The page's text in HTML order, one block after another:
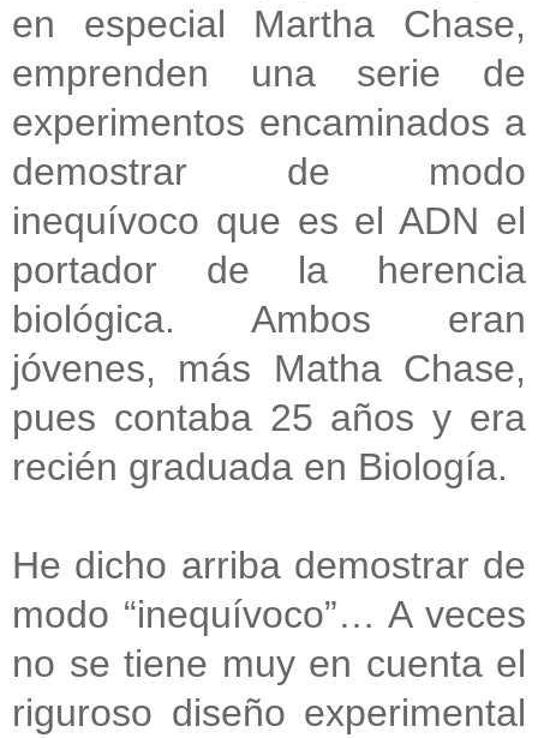
en especial Martha Chase,
emprenden una serie de
experimentos encaminados a
demostrar de modo
inequívoco que es el ADN el
portador de la herencia
biológica. Ambos eran
jóvenes, más Matha Chase,
pues contaba 25 años y era
recién graduada en Biología.
He dicho arriba demostrar de
modo “inequívoco”… A veces
no se tiene muy en cuenta el
riguroso diseño experimental